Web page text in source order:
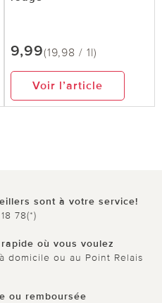
9,99(19,98 / 1l)
Voir l’article
sont à votre service!
78(*)
où vous voulez
domicile ou au Point Relais
ou remboursée